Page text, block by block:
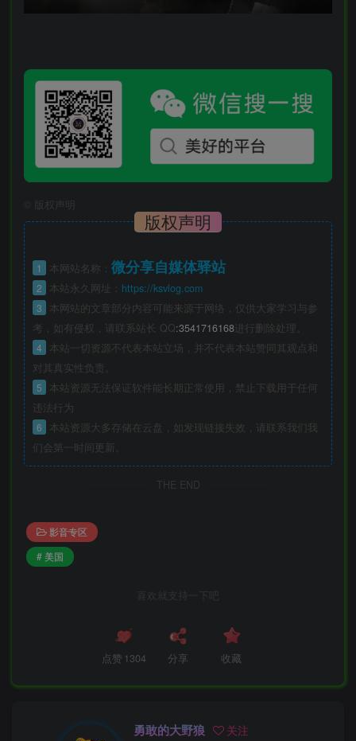
版权声明
版权声明
1 本网站名称： 微分享自媒体驿站
2 本站永久网址： https://ksvlog.com
3
本网站的文章部分内容可能来源于网络，仅供大家学习与参
考，如有侵权，请联系站长 QQ:3541716168进行删除处理。
4
本站一切资源不代表本站立场，并不代表本站赞同其观点和
对其真实性负责。
5
本站资源无法保证软件能长期正常使用，禁止下载用于任何
违法行为
6
本站资源大多存储在云盘，如发现链接失效，请联系我们我
们会第一时间更新。
THE END
影音专区
# 美国
喜欢就支持一下吧
点赞 1304 分享 收藏
勇敢的大野狼 关注